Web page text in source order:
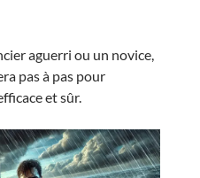
aguerri ou un novice,
pas à pas pour
et sûr.